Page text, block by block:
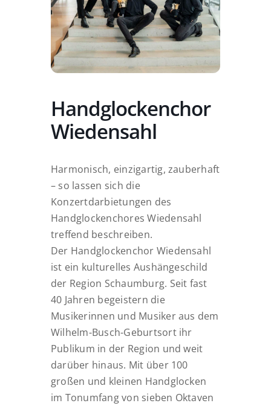
Handglockenchor
Wiedensahl
Harmonisch, einzigartig, zauberhaft
– so lassen sich die
Konzertdarbietungen des
Handglockenchores Wiedensahl
treffend beschreiben.
Der Handglockenchor Wiedensahl
ist ein kulturelles Aushängeschild
der Region Schaumburg. Seit fast
40 Jahren begeistern die
Musikerinnen und Musiker aus dem
Wilhelm-Busch-Geburtsort ihr
Publikum in der Region und weit
darüber hinaus. Mit über 100
großen und kleinen Handglocken
im Tonumfang von sieben Oktaven